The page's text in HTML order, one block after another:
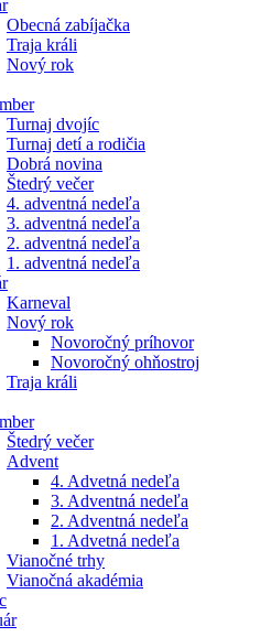
Obecná zabíjačka
Traja králi
Nový rok
Turnaj dvojíc
Turnaj detí a rodičia
Dobrá novina
Štedrý večer
4. adventná nedeľa
3. adventná nedeľa
2. adventná nedeľa
1. adventná nedeľa
Karneval
Nový rok
Novoročný príhovor
Novoročný ohňostroj
Traja králi
Štedrý večer
Advent
4. Advetná nedeľa
3. Adventná nedeľa
2. Adventná nedeľa
1. Advetná nedeľa
Vianočné trhy
Vianočná akadémia